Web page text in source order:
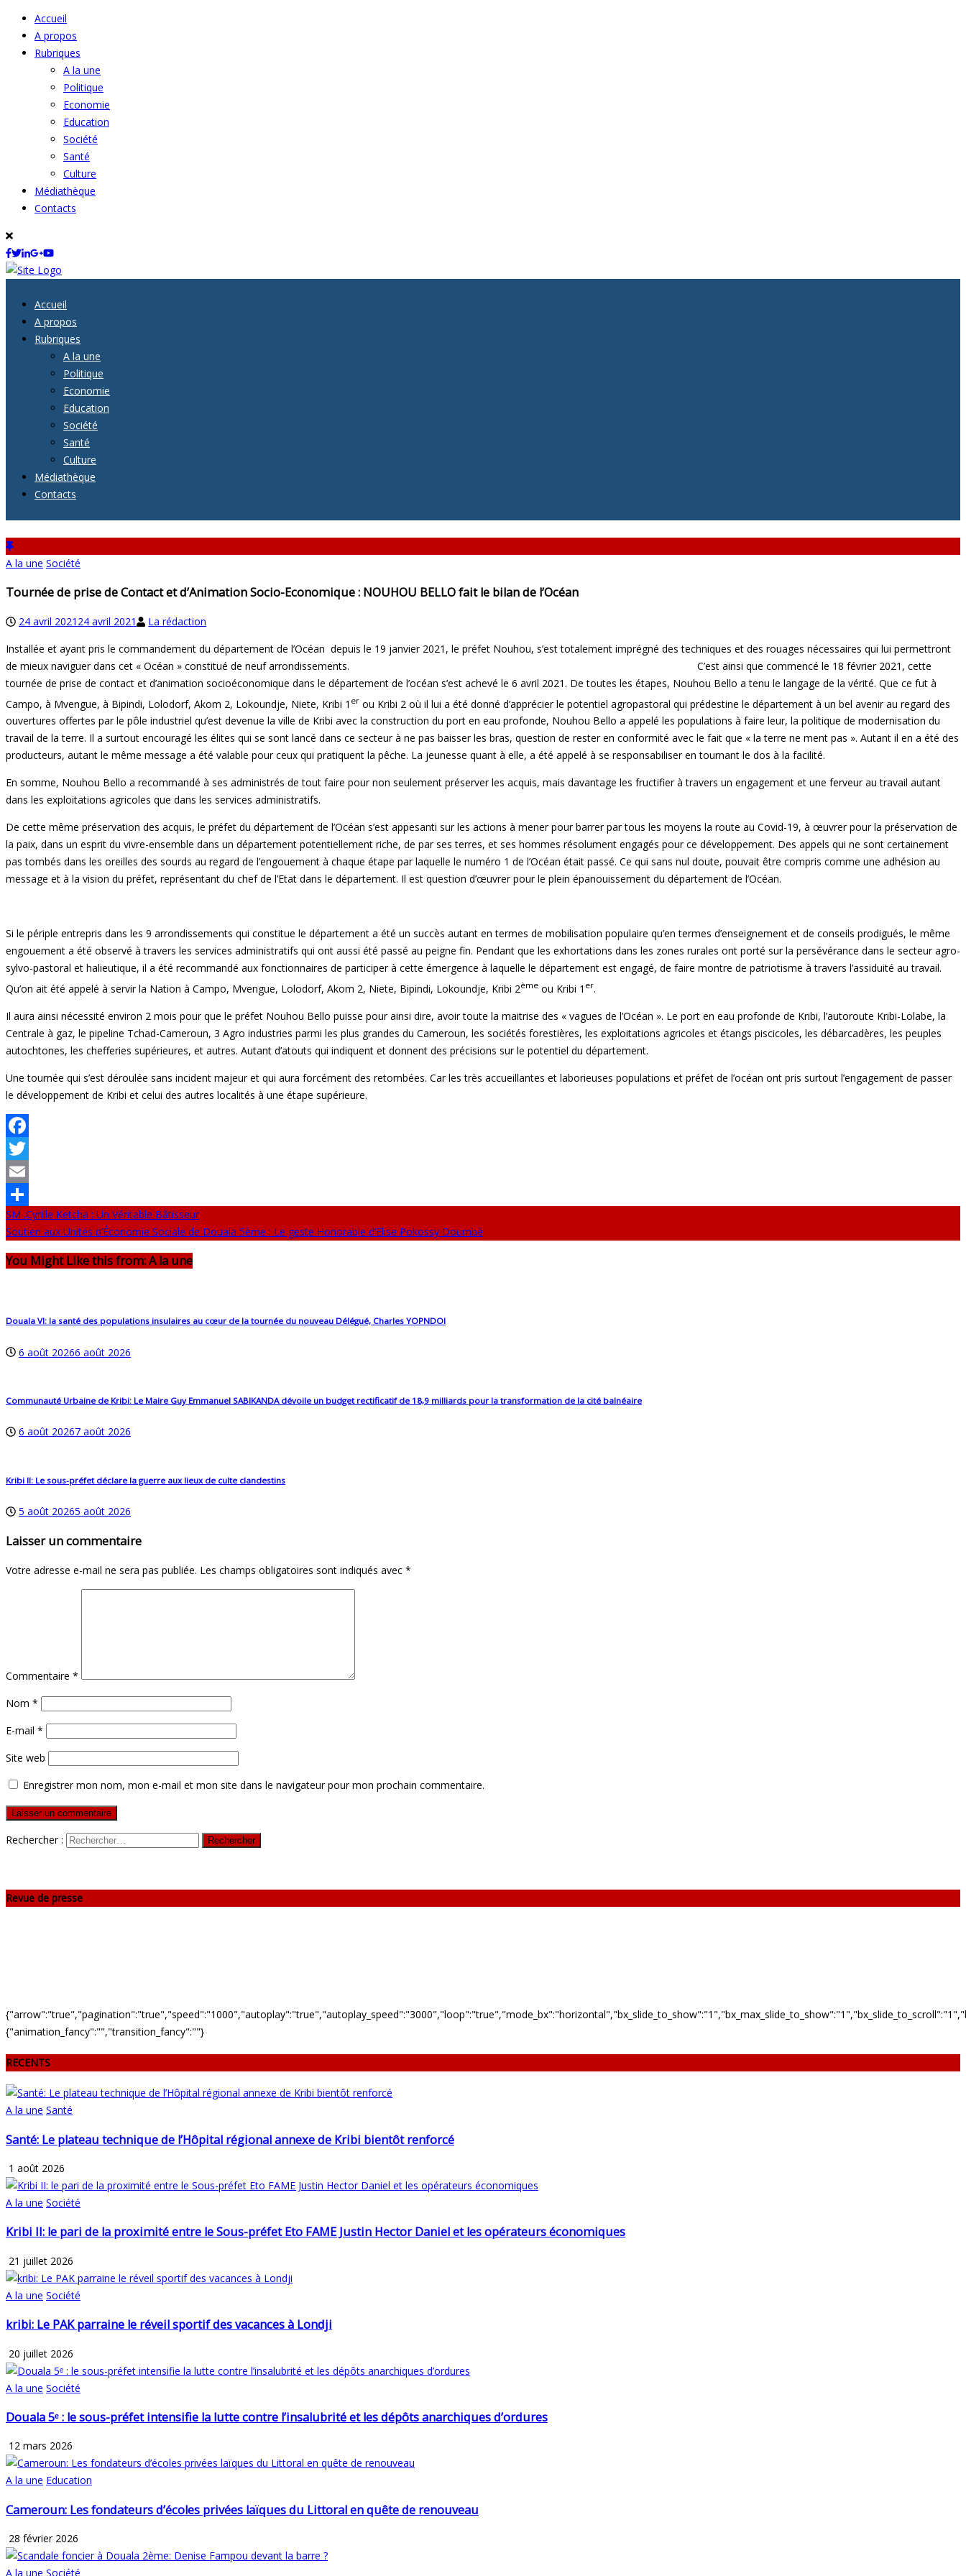
Accueil
A propos
Rubriques
A la une
Politique
Economie
Education
Société
Santé
Culture
Médiathèque
Contacts
Accueil
A propos
Rubriques
A la une
Politique
Economie
Education
Société
Santé
Culture
Médiathèque
Contacts
A la une Société
Tournée de prise de Contact et d’Animation Socio-Economique : NOUHOU BELLO fait le bilan de l’Océan
24 avril 2021 24 avril 2021
La rédaction
Installée et ayant pris le commandement du département de l’Océan depuis le 19 janvier 2021, le préfet Nouhou, s’est totalement imprégné des techniques et des rouages nécessaires qui lui permettront
de mieux naviguer dans cet « Océan » constitué de neuf arrondissements. C’est ainsi que commencé le 18 février 2021, cette
tournée de prise de contact et d’animation socioéconomique dans le département de l’océan s’est achevé le 6 avril 2021. De toutes les étapes, Nouhou Bello a tenu le langage de la vérité. Que ce fut à
Campo, à Mvengue, à Bipindi, Lolodorf, Akom 2, Lokoundje, Niete, Kribi 1 er ou Kribi 2 où il lui a été donné d’apprécier le potentiel agropastoral qui prédestine le département à un bel avenir au regard des
ouvertures offertes par le pôle industriel qu’est devenue la ville de Kribi avec la construction du port en eau profonde, Nouhou Bello a appelé les populations à faire leur, la politique de modernisation du
travail de la terre. Il a surtout encouragé les élites qui se sont lancé dans ce secteur à ne pas baisser les bras, question de rester en conformité avec le fait que « la terre ne ment pas ». Autant il en a été des
producteurs, autant le même message a été valable pour ceux qui pratiquent la pêche. La jeunesse quant à elle, a été appelé à se responsabiliser en tournant le dos à la facilité.
En somme, Nouhou Bello a recommandé à ses administrés de tout faire pour non seulement préserver les acquis, mais davantage les fructifier à travers un engagement et une ferveur au travail autant
dans les exploitations agricoles que dans les services administratifs.
De cette même préservation des acquis, le préfet du département de l’Océan s’est appesanti sur les actions à mener pour barrer par tous les moyens la route au Covid-19, à œuvrer pour la préservation de
la paix, dans un esprit du vivre-ensemble dans un département potentiellement riche, de par ses terres, et ses hommes résolument engagés pour ce développement. Des appels qui ne sont certainement
pas tombés dans les oreilles des sourds au regard de l’engouement à chaque étape par laquelle le numéro 1 de l’Océan était passé. Ce qui sans nul doute, pouvait être compris comme une adhésion au
message et à la vision du préfet, représentant du chef de l’Etat dans le département. Il est question d’œuvrer pour le plein épanouissement du département de l’Océan.
Si le périple entrepris dans les 9 arrondissements qui constitue le département a été un succès autant en termes de mobilisation populaire qu’en termes d’enseignement et de conseils prodigués, le même
engouement a été observé à travers les services administratifs qui ont aussi été passé au peigne fin. Pendant que les exhortations dans les zones rurales ont porté sur la persévérance dans le secteur agro-
sylvo-pastoral et halieutique, il a été recommandé aux fonctionnaires de participer à cette émergence à laquelle le département est engagé, de faire montre de patriotisme à travers l’assiduité au travail.
Qu’on ait été appelé à servir la Nation à Campo, Mvengue, Lolodorf, Akom 2, Niete, Bipindi, Lokoundje, Kribi 2ème ou Kribi 1 er.
Il aura ainsi nécessité environ 2 mois pour que le préfet Nouhou Bello puisse pour ainsi dire, avoir toute la maitrise des « vagues de l’Océan ». Le port en eau profonde de Kribi, l’autoroute Kribi-Lolabe, la
Centrale à gaz, le pipeline Tchad-Cameroun, 3 Agro industries parmi les plus grandes du Cameroun, les sociétés forestières, les exploitations agricoles et étangs piscicoles, les débarcadères, les peuples
autochtones, les chefferies supérieures, et autres. Autant d’atouts qui indiquent et donnent des précisions sur le potentiel du département.
Une tournée qui s’est déroulée sans incident majeur et qui aura forcément des retombées. Car les très accueillantes et laborieuses populations et préfet de l’océan ont pris surtout l’engagement de passer
le développement de Kribi et celui des autres localités à une étape supérieure.
Facebook
Twitter
Email
Partager
SM .Cyrille Ketcha : Un Véritable Bâtisseur
Soutien aux Unités d’Économie Sociale de Douala 5ème : Le geste Honorable d’Elise Pokossy Doumbè
You Might Like this from: A la une
Douala VI: la santé des populations insulaires au cœur de la tournée du nouveau Délégué, Charles YOPNDOI
6 août 20266 août 2026
Communauté Urbaine de Kribi: Le Maire Guy Emmanuel SABIKANDA dévoile un budget rectificatif de 18,9 milliards pour la transformation de la cité balnéaire
6 août 20267 août 2026
Kribi II: Le sous-préfet déclare la guerre aux lieux de culte clandestins
5 août 20265 août 2026
Laisser un commentaire
Votre adresse e-mail ne sera pas publiée. Les champs obligatoires sont indiqués avec *
Commentaire *
Nom *
E-mail *
Site web
Enregistrer mon nom, mon e-mail et mon site dans le navigateur pour mon prochain commentaire.
Rechercher :
Revue de presse
{"animation_fancy":"","transition_fancy":""}
RECENTS
A la une Santé
Santé: Le plateau technique de l’Hôpital régional annexe de Kribi bientôt renforcé
1 août 2026
A la une Société
Kribi II: le pari de la proximité entre le Sous-préfet Eto FAME Justin Hector Daniel et les opérateurs économiques
21 juillet 2026
A la une Société
kribi: Le PAK parraine le réveil sportif des vacances à Londji
20 juillet 2026
A la une Société
Douala 5ᵉ : le sous-préfet intensifie la lutte contre l’insalubrité et les dépôts anarchiques d’ordures
12 mars 2026
A la une Education
Cameroun: Les fondateurs d’écoles privées laïques du Littoral en quête de renouveau
28 février 2026
A la une Société